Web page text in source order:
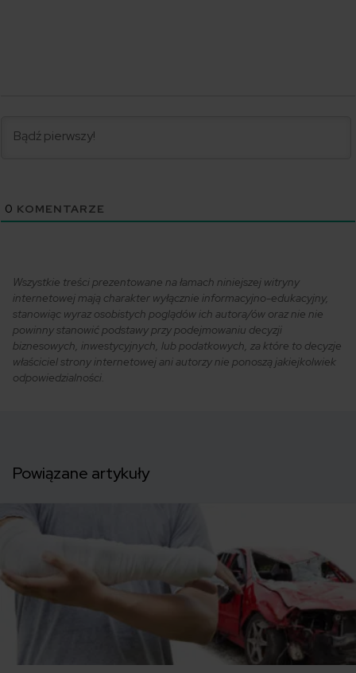
0 KOMENTARZE
Wszystkie treści prezentowane na łamach niniejszej witryny
internetowej mają charakter wyłącznie informacyjno-edukacyjny,
stanowiąc wyraz osobistych poglądów ich autora/ów oraz nie nie
powinny stanowić podstawy przy podejmowaniu decyzji
biznesowych, inwestycyjnych, lub podatkowych, za które to decyzje
właściciel strony internetowej ani autorzy nie ponoszą jakiejkolwiek
odpowiedzialności.
Powiązane artykuły